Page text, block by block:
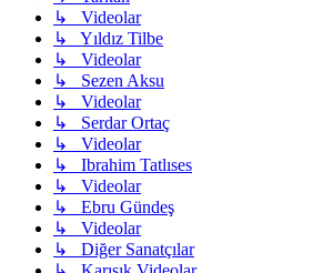
↳ Videolar
↳ Yıldız Tilbe
↳ Videolar
↳ Sezen Aksu
↳ Videolar
↳ Serdar Ortaç
↳ Videolar
↳ Ibrahim Tatlıses
↳ Videolar
↳ Ebru Gündeş
↳ Videolar
↳ Diğer Sanatçılar